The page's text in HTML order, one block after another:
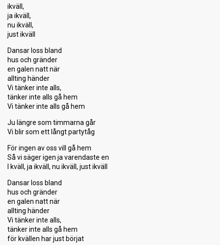
ikväll,
ja ikväll,
nu ikväll,
just ikväll
Dansar loss bland
hus och gränder
en galen natt när
allting händer
Vi tänker inte alls,
tänker inte alls gå hem
Vi tänker inte alls gå hem
Ju längre som timmarna går
Vi blir som ett långt partytåg
För ingen av oss vill gå hem
Så vi säger igen ja varendaste en
I kväll, ja ikväll, nu ikväll, just ikväll
Dansar loss bland
hus och gränder
en galen natt när
allting händer
Vi tänker inte alls,
tänker inte alls gå hem
för kvällen har just börjat